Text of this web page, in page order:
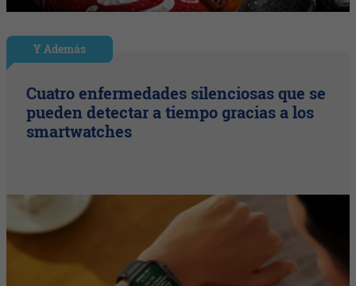
Y Además
Cuatro enfermedades silenciosas que se
pueden detectar a tiempo gracias a los
smartwatches